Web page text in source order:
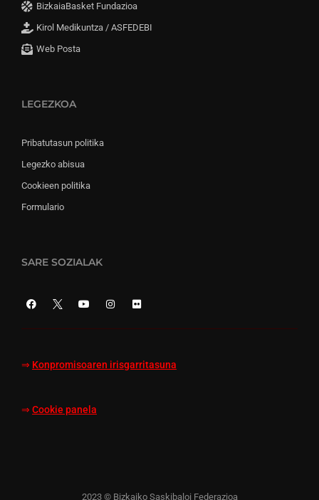
BizkaiaBasket Fundazioa
Kirol Medikuntza / ASFEDEBI
Web Posta
LEGEZKOA
Pribatutasun politika
Legezko abisua
Cookieen politika
Formulario
SARE SOZIALAK
⇒ Konpromisoaren irisgarritasuna
⇒ Cookie panela
2023 © Bizkaiko Saskibaloi Federazioa